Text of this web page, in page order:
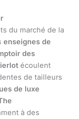
du marché de la
enseignes de
des
écoulent
de tailleurs
de luxe
à des